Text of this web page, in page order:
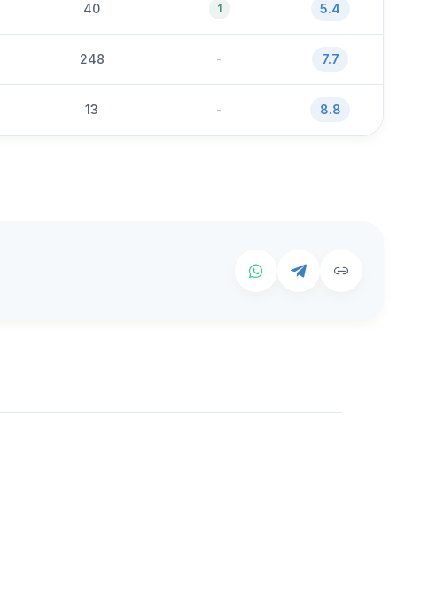
40 1 5.4
248 - 7.7
13 - 8.8